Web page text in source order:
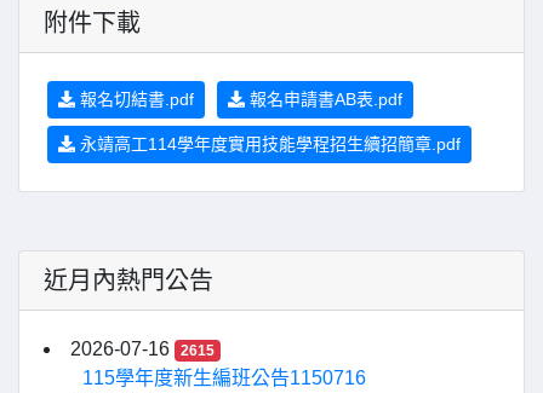
附件下載
報名切結書.pdf 報名申請書AB表.pdf
永靖高工114學年度實用技能學程招生續招簡章.pdf
近月內熱門公告
2026-07-16 2615
115學年度新生編班公告1150716